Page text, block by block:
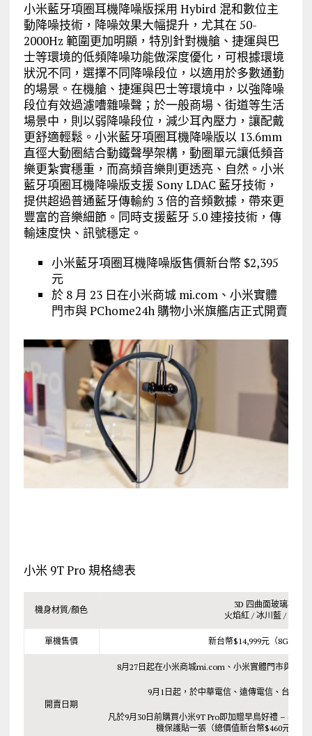
小米藍牙項圈耳機降噪版採用 Hybird 混和數位主
動降噪技術，降噪效果大幅提升，尤其在 50-
2000Hz 範圍更加明顯，特別針對機艙、捷運與巴
士等環境的低頻降噪功能做深度優化，可根據環境
狀況不同，選擇不同降噪段位，以適用於多數通勤
的場景。在機艙、捷運與巴士等環境中，以強降噪
段位有效過濾嘈雜噪聲；於一般商場、街道等生活
場景中，則以弱降噪段位，減少耳內壓力，讓配戴
更舒適輕鬆。小米藍牙項圈耳機降噪版以 13.6mm
直徑大動圈結合動鐵聲學架構，動圈單元讓低頻音
樂更紮實穩重，而高頻音樂則更透亮、自然。小米
藍牙項圈耳機降噪版支援 Sony LDAC 藍牙技術，
提供超過普通藍牙傳輸約 3 倍的音頻數據，帶來更
豐富的音樂細節。同時支援藍牙 5.0 連接技術，傳
輸速度快、訊號穩定。
小米藍牙項圈耳機降噪版售價新台幣 $2,395
元
於 8 月 23 日在小米商城 mi.com、小米實體
門市與 PChome24h 購物小米旗艦店正式開賣
小米 9T Pro 規格總表
機身材質/顏色
3D 四曲面玻璃機身
火焰紅 / 冰川藍 / 碳纖
單機售價 新台幣$14,999元（
開賣日期
8月27日起在小米商城mi.com、小米實體門市與
9月1日起，於中華電信、遠傳電信、台灣之
凡於9月30日前購買小米9T Pro即加贈早鳥好禮 – 小米
機保護貼一張（總價值新台幣$460元）；